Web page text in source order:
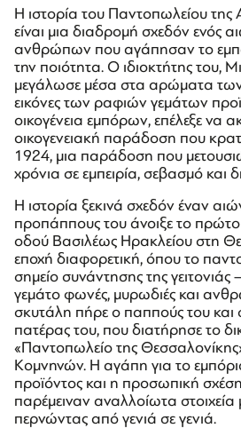
Η ιστορία του Παντοπωλείου της
είναι μια διαδρομή σχεδόν ενός
ανθρώπων που αγάπησαν το
την ποιότητα. Ο ιδιοκτήτης του,
μεγάλωσε μέσα στα αρώματα των
εικόνες των ραφιών γεμάτων
οικογένεια εμπόρων, επέλεξε να
οικογενειακή παράδοση που
1924, μια παράδοση που
χρόνια σε εμπειρία, σεβασμό και
Η ιστορία ξεκινά σχεδόν έναν
προπάππους του άνοιξε το
οδού Βασιλέως Ηρακλείου στη
εποχή διαφορετική, όπου το
σημείο συνάντησης της
γεμάτο φωνές, μυρωδιές και
σκυτάλη πήρε ο παππούς του και
πατέρας του, που διατήρησε το
«Παντοπωλείο της
Κομνηνών. Η αγάπη για το
προϊόντος και η προσωπική
παρέμειναν αναλλοίωτα
περνώντας από γενιά σε γενιά.